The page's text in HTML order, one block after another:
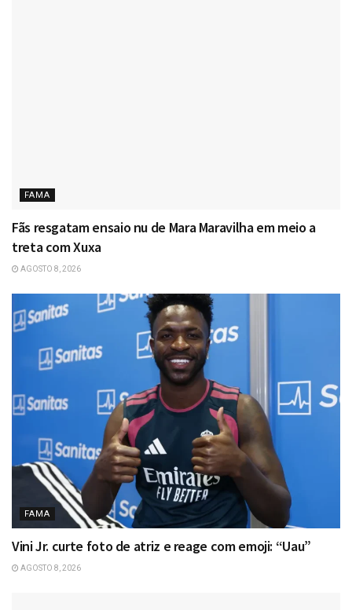
FAMA
Fãs resgatam ensaio nu de Mara Maravilha em meio a
treta com Xuxa
AGOSTO 8, 2026
FAMA
Vini Jr. curte foto de atriz e reage com emoji: “Uau”
AGOSTO 8, 2026